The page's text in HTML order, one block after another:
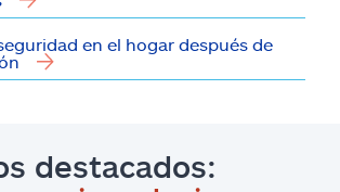
en el hogar después de
destacados: